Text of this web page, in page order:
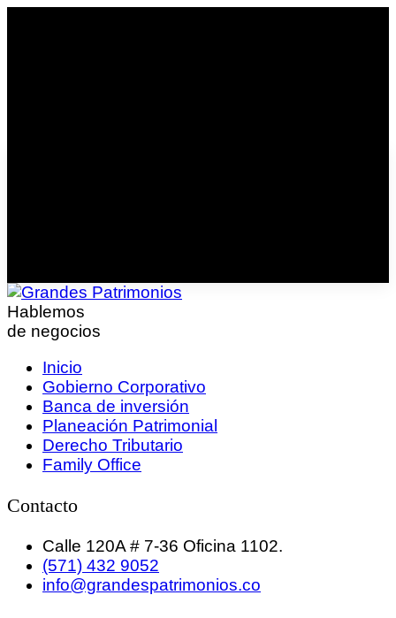
Hablemos
de negocios
Inicio
Gobierno Corporativo
Banca de inversión
Planeación Patrimonial
Derecho Tributario
Family Office
Contacto
Calle 120A # 7-36 Oficina 1102.
(571) 432 9052
info@grandespatrimonios.co